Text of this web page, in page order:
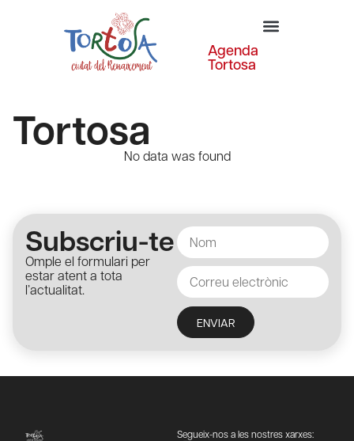
Agenda
Tortosa
TortosaNo data was found
Subscriu-te
Omple el formulari per
estar atent a tota
l’actualitat.
ENVIAR
Segueix-nos a les nostres xarxes: